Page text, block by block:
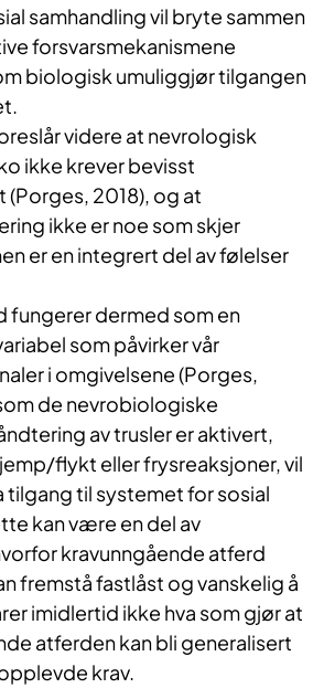
samhandling vil bryte sammen
forsvarsmekanismene
biologisk umuliggjør tilgangen
videre at nevrologisk
ikke krever bevisst
2018), og at
ikke er noe som skjer
er en integrert del av følelser
fungerer dermed som en
som påvirker vår
i omgivelsene (Porges,
de nevrobiologiske
av trusler er aktivert,
flykt eller frysreaksjoner, vil
tilgang til systemet for sosial
kan være en del av
kravunngående atferd
fremstå fastlåst og vanskelig å
imidlertid ikke hva som gjør at
atferden kan bli generalisert
krav.